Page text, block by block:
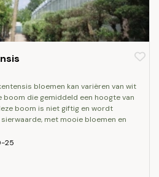
die gemiddeld een hoogte van
boom is niet giftig en wordt
met mooie bloemen en
25